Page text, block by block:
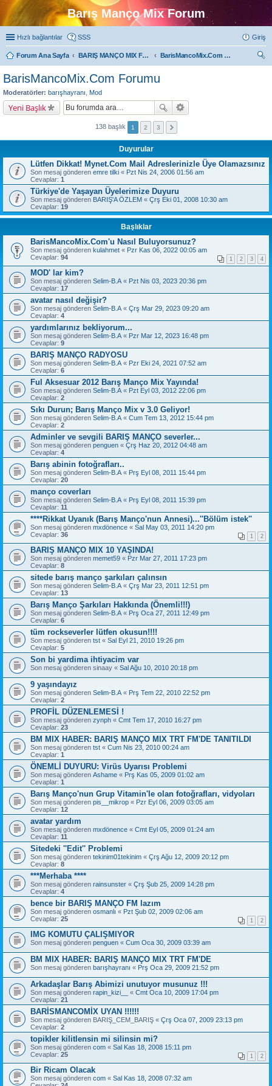
Barış Manço Mix Forum
Hızlı bağlantılar SSS Giriş
Forum Ana Sayfa BARIŞ MANÇO MIX FORUMLARI
BarisMancoMix.Com Forumu
BarisMancoMix.Com Forumu
Moderatörler: barışhayranı Mod
Yeni Başlık
138 başlık 1 2 3
Duyurular
Lütfen Dikkat! Mynet.Com Mail Adreslerinizle Üye Olamazsınız
Son mesaj gönderen emre tilki « Pzt Nis 24, 2006 01:56 am
Cevaplar: 1
Türkiye'de Yaşayan Üyelerimize Duyuru
Son mesaj gönderen BARIŞ'A ÖZLEM « Çrş Eki 01, 2008 10:30 am
Cevaplar: 19
Başlıklar
BarisMancoMix.Com'u Nasıl Buluyorsunuz?
Son mesaj gönderen kulahmet « Pzr Kas 06, 2022 00:05 am
Cevaplar: 94 1 2 3 4
MOD' lar kim?
Son mesaj gönderen Selim-B.A « Pzt Nis 03, 2023 20:36 pm
Cevaplar: 17
avatar nasıl değişir?
Son mesaj gönderen Selim-B.A « Çrş Mar 29, 2023 09:20 am
Cevaplar: 4
yardımlarınız bekliyorum...
Son mesaj gönderen Selim-B.A « Pzr Mar 12, 2023 16:48 pm
Cevaplar: 9
BARIŞ MANÇO RADYOSU
Son mesaj gönderen Selim-B.A « Pzr Eki 24, 2021 07:52 am
Cevaplar: 6
Ful Aksesuar 2012 Barış Manço Mix Yayında!
Son mesaj gönderen Selim-B.A « Pzt Eyl 03, 2012 22:06 pm
Cevaplar: 2
Sıkı Durun; Barış Manço Mix v 3.0 Geliyor!
Son mesaj gönderen Selim-B.A « Cum Tem 13, 2012 15:44 pm
Cevaplar: 2
Adminler ve sevgili BARIŞ MANÇO severler...
Son mesaj gönderen penguen « Çrş Haz 20, 2012 04:48 am
Cevaplar: 4
Barış abinin fotoğrafları..
Son mesaj gönderen Selim-B.A « Prş Eyl 08, 2011 15:44 pm
Cevaplar: 20
manço coverları
Son mesaj gönderen Selim-B.A « Prş Eyl 08, 2011 15:39 pm
Cevaplar: 11
****Rikkat Uyanık (Barış Manço'nun Annesi)...''Bölüm istek''
Son mesaj gönderen mxdönence « Sal May 03, 2011 14:20 pm
Cevaplar: 36 1 2
BARIŞ MANÇO MIX 10 YAŞINDA!
Son mesaj gönderen memet59 « Pzr Mar 27, 2011 17:23 pm
Cevaplar: 8
sitede barış manço şarkıları çalınsın
Son mesaj gönderen Selim-B.A « Çrş Mar 23, 2011 12:51 pm
Cevaplar: 13
Barış Manço Şarkıları Hakkında (Önemli!!!)
Son mesaj gönderen Selim-B.A « Prş Oca 27, 2011 12:49 pm
Cevaplar: 6
tüm rockseverler lütfen okusun!!!!
Son mesaj gönderen tst « Sal Eyl 21, 2010 19:26 pm
Cevaplar: 5
Son bi yardima ihtiyacim var
Son mesaj gönderen sinaay « Sal Ağu 10, 2010 20:18 pm
9 yaşındayız
Son mesaj gönderen Selim-B.A « Prş Tem 22, 2010 22:52 pm
Cevaplar: 2
PROFİL DÜZENLEMESİ !
Son mesaj gönderen zynph « Cmt Tem 17, 2010 16:27 pm
Cevaplar: 23
BM MIX HABER: BARIŞ MANÇO MIX TRT FM'DE TANITILDI
Son mesaj gönderen tst « Cum Nis 23, 2010 00:24 am
Cevaplar: 1
ÖNEMLİ DUYURU: Virüs Uyarısı Problemi
Son mesaj gönderen Ashame « Prş Kas 05, 2009 01:02 am
Cevaplar: 1
Barış Manço'nun Grup Vitamin'le olan fotoğrafları, vidyoları
Son mesaj gönderen pis__mikrop « Pzr Eyl 06, 2009 03:05 am
Cevaplar: 12
avatar yardım
Son mesaj gönderen mxdönence « Cmt Eyl 05, 2009 01:24 am
Cevaplar: 11
Sitedeki ''Edit'' Problemi
Son mesaj gönderen tekinim01tekinim « Çrş Ağu 12, 2009 20:12 pm
Cevaplar: 8
***Merhaba ****
Son mesaj gönderen rainsunster « Çrş Şub 25, 2009 14:28 pm
Cevaplar: 4
bence bir BARIŞ MANÇO FM lazım
Son mesaj gönderen osmanlı « Pzt Şub 02, 2009 02:06 am
Cevaplar: 25 1 2
IMG KOMUTU ÇALIŞMIYOR
Son mesaj gönderen penguen « Cum Oca 30, 2009 03:39 am
BM MIX HABER: BARIŞ MANÇO MIX TRT FM'DE
Son mesaj gönderen barışhayranı « Prş Oca 29, 2009 21:52 pm
Arkadaşlar Barış Abimizi unutuyor musunuz !!!
Son mesaj gönderen rapin_kizi__ « Cmt Oca 10, 2009 17:04 pm
Cevaplar: 21
BARİSMANCOMİX UYAN !!!!!!
Son mesaj gönderen BARIŞ_CEM_BARIŞ « Çrş Oca 07, 2009 23:13 pm
Cevaplar: 2
topikler kilitlensin mi silinsin mi?
Son mesaj gönderen com « Sal Kas 18, 2008 15:11 pm
Cevaplar: 25 1 2
Bir Ricam Olacak
Son mesaj gönderen com « Sal Kas 18, 2008 07:32 am